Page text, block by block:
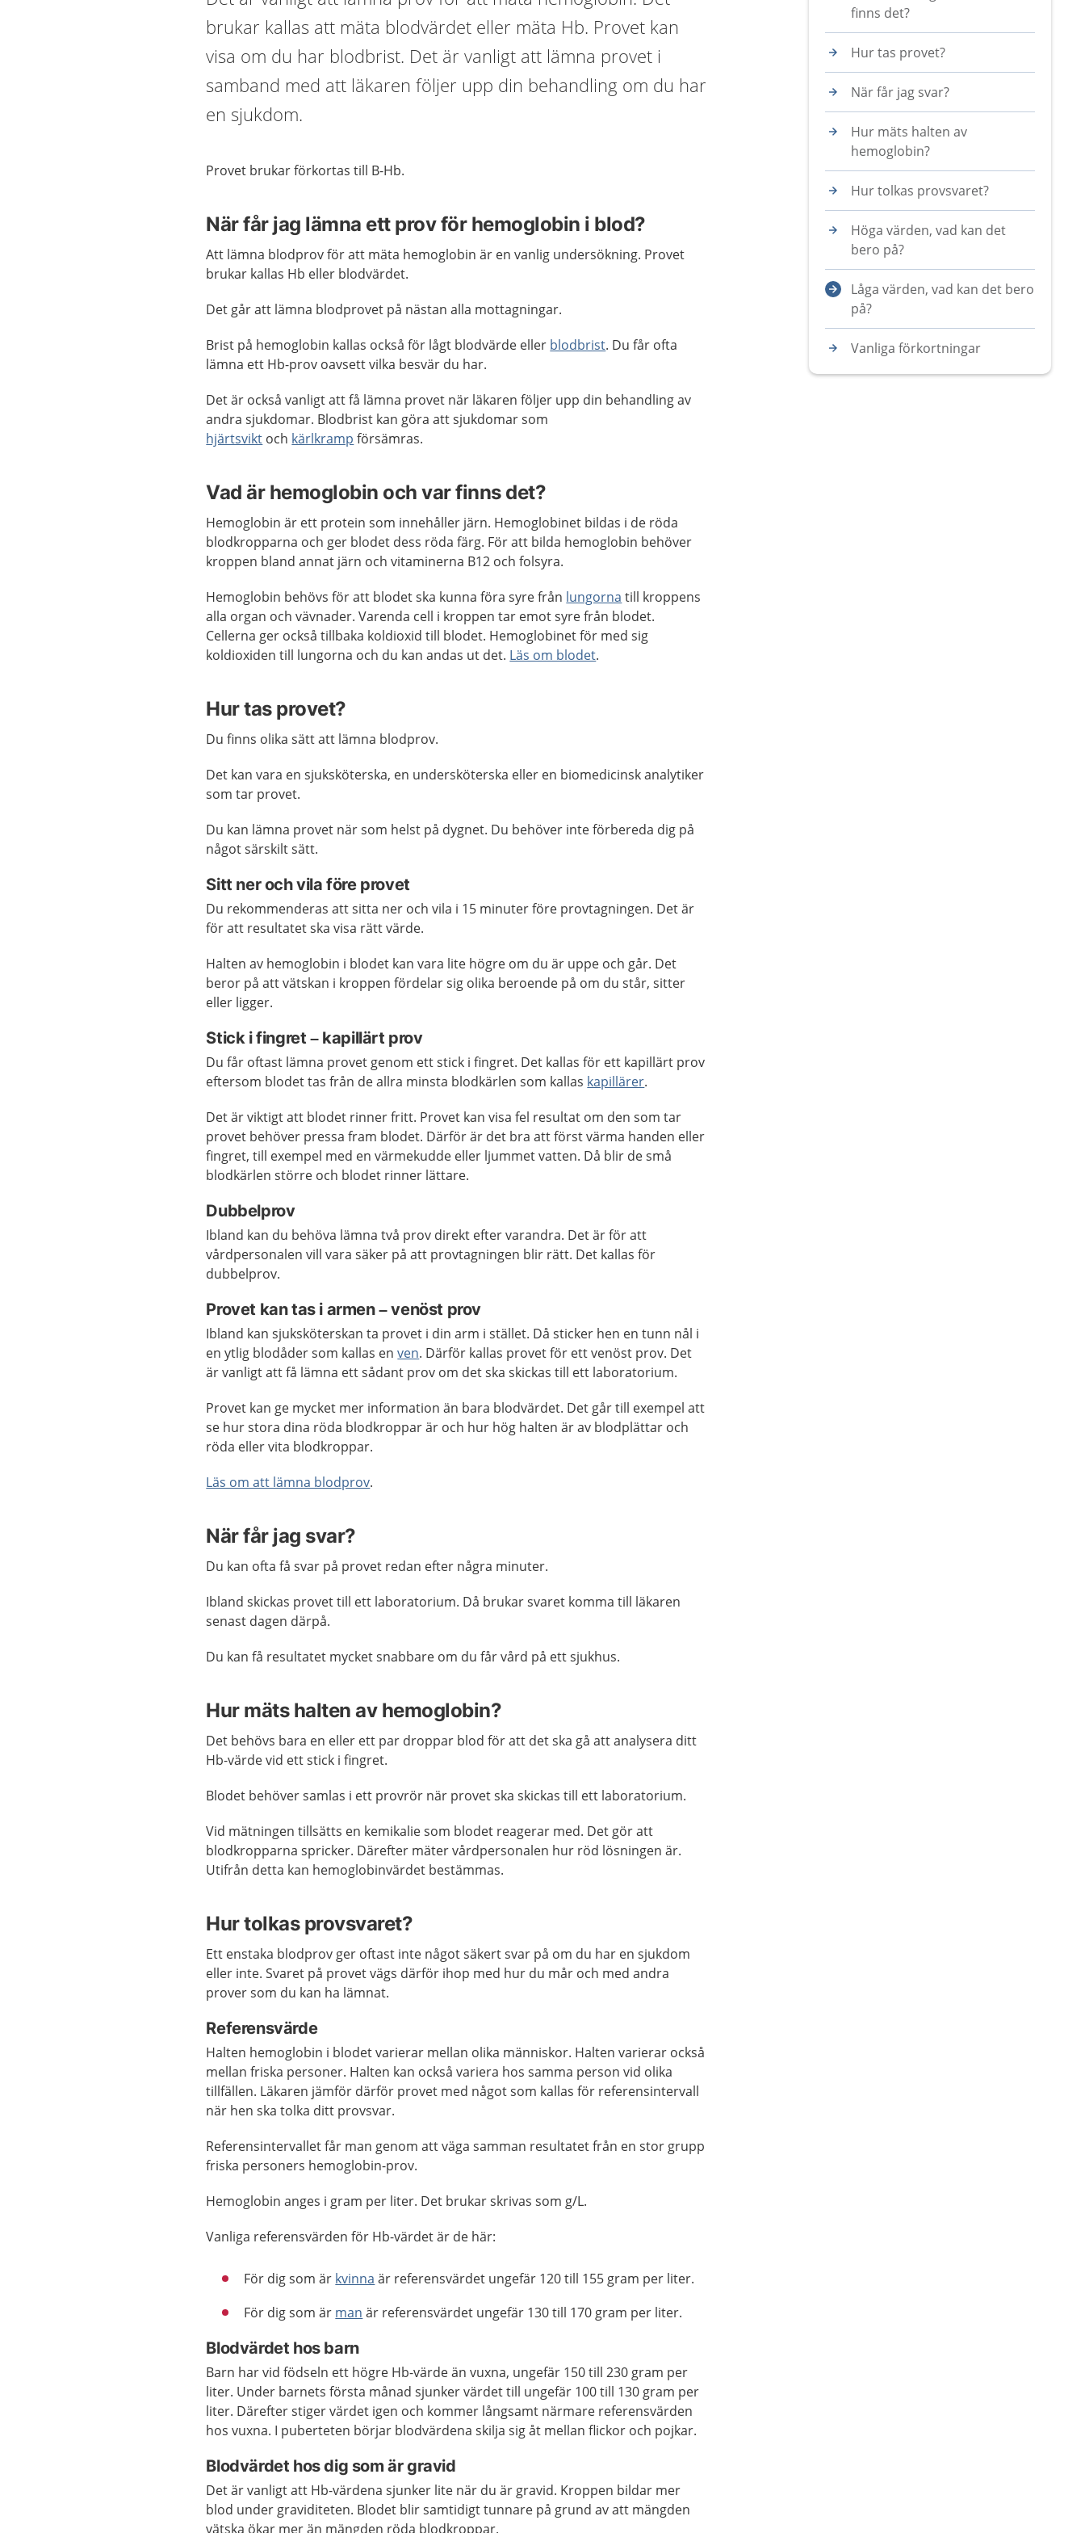
brukar kallas att mäta blodvärdet eller mäta Hb. Provet kan
visa om du har blodbrist. Det är vanligt att lämna provet i
samband med att läkaren följer upp din behandling om du har
en sjukdom.
Provet brukar förkortas till B-Hb.
När får jag lämna ett prov för hemoglobin i blod?
Att lämna blodprov för att mäta hemoglobin är en vanlig undersökning. Provet
brukar kallas Hb eller blodvärdet.
Det går att lämna blodprovet på nästan alla mottagningar.
Brist på hemoglobin kallas också för lågt blodvärde eller blodbrist. Du får ofta
lämna ett Hb-prov oavsett vilka besvär du har.
Det är också vanligt att få lämna provet när läkaren följer upp din behandling av
andra sjukdomar. Blodbrist kan göra att sjukdomar som
hjärtsvikt och kärlkramp försämras.
Vad är hemoglobin och var finns det?
Hemoglobin är ett protein som innehåller järn. Hemoglobinet bildas i de röda
blodkropparna och ger blodet dess röda färg. För att bilda hemoglobin behöver
kroppen bland annat järn och vitaminerna B12 och folsyra.
Hemoglobin behövs för att blodet ska kunna föra syre från lungorna till kroppens
alla organ och vävnader. Varenda cell i kroppen tar emot syre från blodet.
Cellerna ger också tillbaka koldioxid till blodet. Hemoglobinet för med sig
koldioxiden till lungorna och du kan andas ut det. Läs om blodet.
Hur tas provet?
Du finns olika sätt att lämna blodprov.
Det kan vara en sjuksköterska, en undersköterska eller en biomedicinsk analytiker
som tar provet.
Du kan lämna provet när som helst på dygnet. Du behöver inte förbereda dig på
något särskilt sätt.
Sitt ner och vila före provet
Du rekommenderas att sitta ner och vila i 15 minuter före provtagningen. Det är
för att resultatet ska visa rätt värde.
Halten av hemoglobin i blodet kan vara lite högre om du är uppe och går. Det
beror på att vätskan i kroppen fördelar sig olika beroende på om du står, sitter
eller ligger.
Stick i fingret – kapillärt prov
Du får oftast lämna provet genom ett stick i fingret. Det kallas för ett kapillärt prov
eftersom blodet tas från de allra minsta blodkärlen som kallas kapillärer.
Det är viktigt att blodet rinner fritt. Provet kan visa fel resultat om den som tar
provet behöver pressa fram blodet. Därför är det bra att först värma handen eller
fingret, till exempel med en värmekudde eller ljummet vatten. Då blir de små
blodkärlen större och blodet rinner lättare.
Dubbelprov
Ibland kan du behöva lämna två prov direkt efter varandra. Det är för att
vårdpersonalen vill vara säker på att provtagningen blir rätt. Det kallas för
dubbelprov.
Provet kan tas i armen – venöst prov
Ibland kan sjuksköterskan ta provet i din arm i stället. Då sticker hen en tunn nål i
en ytlig blodåder som kallas enven. Därför kallas provet för ett venöst prov. Det
är vanligt att få lämna ett sådant prov om det ska skickas till ett laboratorium.
Provet kan ge mycket mer information än bara blodvärdet. Det går till exempel att
se hur stora dina röda blodkroppar är och hur hög halten är av blodplättar och
röda eller vita blodkroppar.
Läs om att lämna blodprov.
När får jag svar?
Du kan ofta få svar på provet redan efter några minuter.
Ibland skickas provet till ett laboratorium. Då brukar svaret komma till läkaren
senast dagen därpå.
Du kan få resultatet mycket snabbare om du får vård på ett sjukhus.
Hur mäts halten av hemoglobin?
Det behövs bara en eller ett par droppar blod för att det ska gå att analysera ditt
Hb-värde vid ett stick i fingret.
Blodet behöver samlas i ett provrör när provet ska skickas till ett laboratorium.
Vid mätningen tillsätts en kemikalie som blodet reagerar med. Det gör att
blodkropparna spricker. Därefter mäter vårdpersonalen hur röd lösningen är.
Utifrån detta kan hemoglobinvärdet bestämmas.
Hur tolkas provsvaret?
Ett enstaka blodprov ger oftast inte något säkert svar på om du har en sjukdom
eller inte. Svaret på provet vägs därför ihop med hur du mår och med andra
prover som du kan ha lämnat.
Referensvärde
Halten hemoglobin i blodet varierar mellan olika människor. Halten varierar också
mellan friska personer. Halten kan också variera hos samma person vid olika
tillfällen. Läkaren jämför därför provet med något som kallas för referensintervall
när hen ska tolka ditt provsvar.
Referensintervallet får man genom att väga samman resultatet från en stor grupp
friska personers hemoglobin-prov.
Hemoglobin anges i gram per liter. Det brukar skrivas som g/L.
Vanliga referensvärden för Hb-värdet är de här:
För dig som är kvinna är referensvärdet ungefär 120 till 155 gram per liter.
För dig som är man är referensvärdet ungefär 130 till 170 gram per liter.
Blodvärdet hos barn
Barn har vid födseln ett högre Hb-värde än vuxna, ungefär 150 till 230 gram per
liter. Under barnets första månad sjunker värdet till ungefär 100 till 130 gram per
liter. Därefter stiger värdet igen och kommer långsamt närmare referensvärden
hos vuxna. I puberteten börjar blodvärdena skilja sig åt mellan flickor och pojkar.
Blodvärdet hos dig som är gravid
Det är vanligt att Hb-värdena sjunker lite när du är gravid. Kroppen bildar mer
blod under graviditeten. Blodet blir samtidigt tunnare på grund av att mängden
vätska ökar mer än mängden röda blodkroppar.
finns det?
Hur tas provet?
När får jag svar?
Hur mäts halten av
hemoglobin?
Hur tolkas provsvaret?
Höga värden, vad kan det
bero på?
Låga värden, vad kan det bero
på?
Vanliga förkortningar